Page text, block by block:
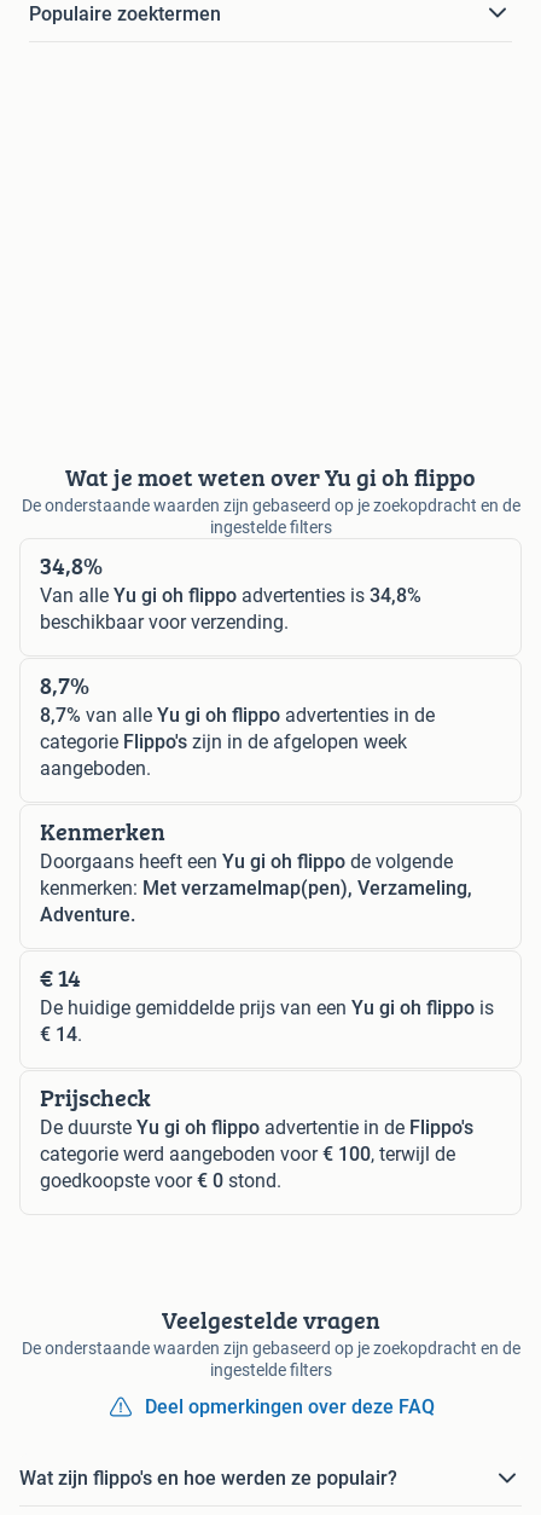
Populaire zoektermen
Wat je moet weten over Yu gi oh flippo
De onderstaande waarden zijn gebaseerd op je zoekopdracht en de
ingestelde filters
34,8%
Van alle Yu gi oh flippo advertenties is 34,8%
beschikbaar voor verzending.
8,7%
8,7% van alle Yu gi oh flippo advertenties in de
categorie Flippo's zijn in de afgelopen week
aangeboden.
Kenmerken
Doorgaans heeft een Yu gi oh flippo de volgende
kenmerken: Met verzamelmap(pen), Verzameling,
Adventure.
€ 14
De huidige gemiddelde prijs van een Yu gi oh flippo is
€ 14.
Prijscheck
De duurste Yu gi oh flippo advertentie in de Flippo's
categorie werd aangeboden voor€ 100, terwijl de
goedkoopste voor€ 0 stond.
Veelgestelde vragen
De onderstaande waarden zijn gebaseerd op je zoekopdracht en de
ingestelde filters
Deel opmerkingen over deze FAQ
Wat zijn flippo's en hoe werden ze populair?